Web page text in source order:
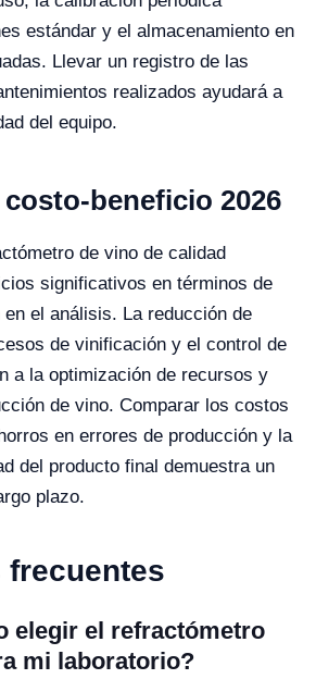
estándar y el almacenamiento en
Llevar un registro de las
realizados ayudará a
del equipo.
beneficio 2026
de vino de calidad
significativos en términos de
el análisis. La reducción de
de vinificación y el control de
a la optimización de recursos y
de vino. Comparar los costos
en errores de producción y la
del producto final demuestra un
plazo.
frecuentes
elegir el refractómetro
mi laboratorio?